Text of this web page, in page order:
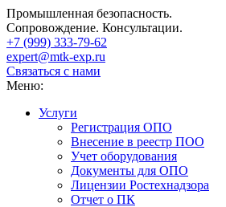
Промышленная безопасность.
Сопровождение. Консультации.
+7 (999) 333-79-62
expert@mtk-exp.ru
Связаться с нами
Меню:
Услуги
Регистрация ОПО
Внесение в реестр ПОО
Учет оборудования
Документы для ОПО
Лицензии Ростехнадзора
Отчет о ПК